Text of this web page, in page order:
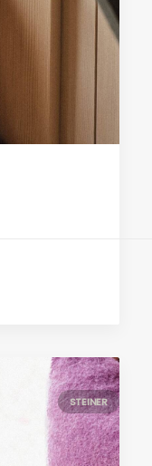
STEINER